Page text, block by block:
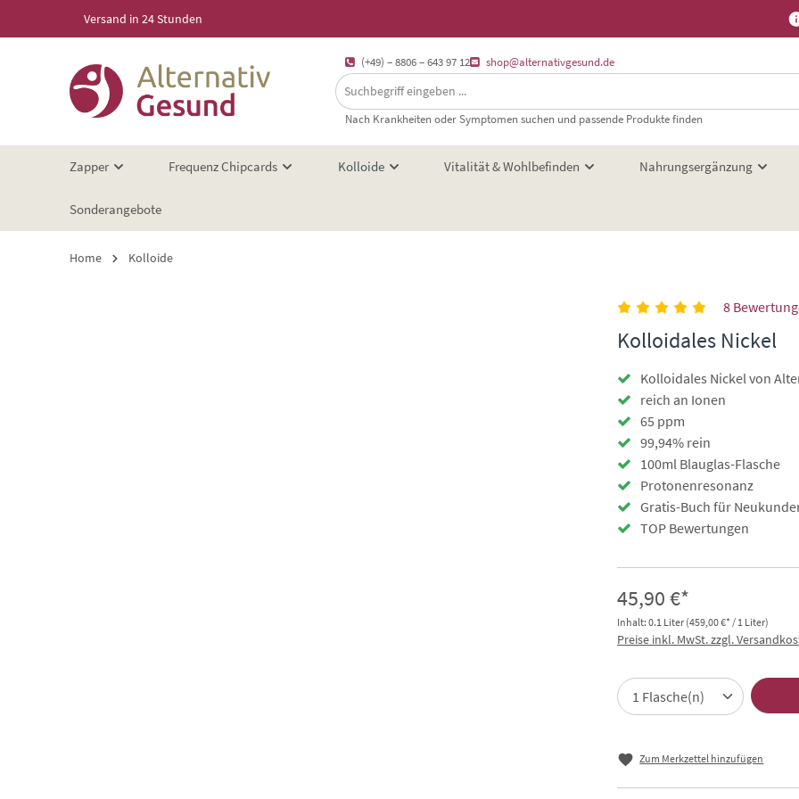
Zur Hauptnavigation springen
Versand in 24 Stunden
(+49) – 8806 – 643 97 12 shop@alternativgesund.de
Nach Krankheiten oder Symptomen suchen und passende Produkte finden
Zapper Frequenz Chipcards Kolloide Vitalität & Wohlbefinden Nahrungsergänzung
Sonderangebote
Home Kolloide
8
Kolloidales Nickel
Kolloidales Nickel von
reich an Ionen
65 ppm
99,94% rein
100ml Blauglas-Flasche
Protonenresonanz
Gratis-Buch für
TOP Bewertungen
45,90 €*
Inhalt: 0.1 Liter (459,00 €* / 1 Liter)
Preise inkl. MwSt. zzgl.
Zum Merkzettel hinzufügen